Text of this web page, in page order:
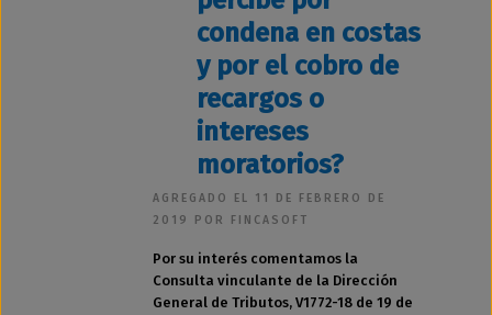
condena en costas
y por el cobro de
recargos o
intereses
moratorios?
AGREGADO EL 11 DE FEBRERO DE
2019 POR FINCASOFT
Por su interés comentamos la
Consulta vinculante de la Dirección
General de Tributos, V1772-18 de 19 de